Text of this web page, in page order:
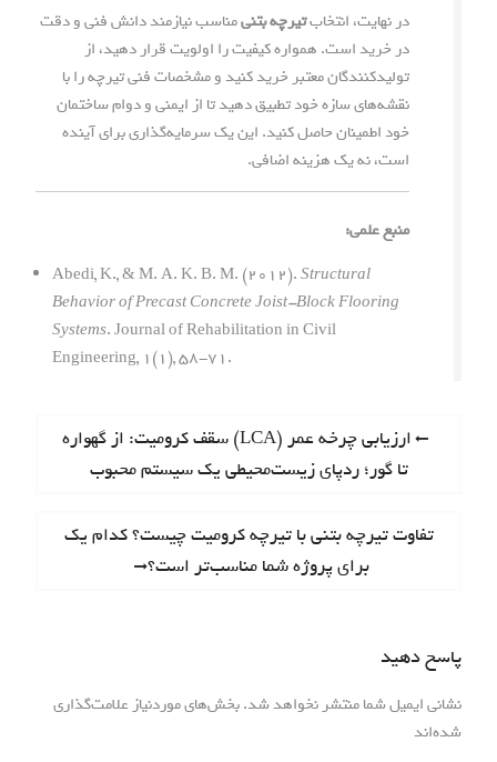
در نهایت، انتخابتیرچه بتنیمناسب نیازمند دانش فنی و دقت
در خرید است. همواره کیفیت را اولویت قرار دهید، از
تولیدکنندگان معتبر خرید کنید و مشخصات فنی تیرچه را با
نقشه‌های سازه خود تطبیق دهید تا از ایمنی و دوام ساختمان
خود اطمینان حاصل کنید. این یک سرمایه‌گذاری برای آینده
است، نه یک هزینه اضافی.
منبع علمی:
Abedi, K., & M. A. K. B. M. (2012).Structural
Behavior of Precast Concrete Joist-Block Flooring
Systems. Journal of Rehabilitation in Civil
Engineering, 1(1), 58-71.
ن
و
P
r
i
p
s
ارزیابی چرخه عمر (LCA) سقف کرومیت: از گهواره
تا گور؛ ردپای زیست‌محیطی یک سیستم محبوب
N
o
s
t
تفاوت تیرچه بتنی با تیرچه کرومیت چیست؟ کدام یک
برای پروژه شما مناسب‌تر است؟
پاسخ دهید
نشانی ایمیل شما منتشر نخواهد شد.بخش‌های موردنیاز علامت‌گذاری
شده‌اند